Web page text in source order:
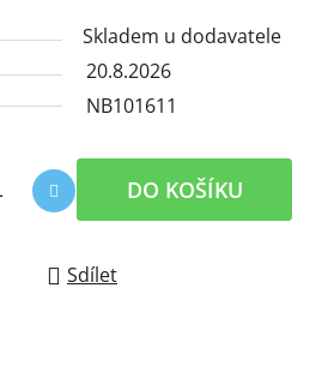
Skladem u dodavatele
20.8.2026
NB101611
DO KOŠÍKU
Sdílet